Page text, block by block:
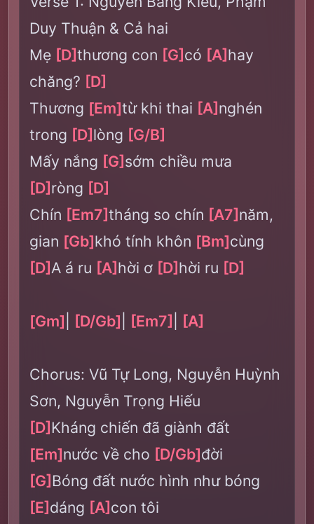
Duy Thuận & Cả hai
Mẹ [D]thương con [G]có [A]hay
chăng? [D]
Thương [Em]từ khi thai [A]nghén
trong [D]lòng [G/B]
Mấy nắng [G]sớm chiều mưa
[D]ròng [D]
Chín [Em7]tháng so chín [A7]năm,
gian [Gb]khó tính khôn [Bm]cùng
[D]A á ru [A]hời ơ [D]hời ru [D]
[Gm] [D/Gb] [Em7] [A]
Chorus: Vũ Tự Long, Nguyễn Huỳnh
Sơn, Nguyễn Trọng Hiếu
[D]Kháng chiến đã giành đất
[Em]nước về cho [D/Gb]đời
[G]Bóng đất nước hình như bóng
[E]dáng [A]con tôi